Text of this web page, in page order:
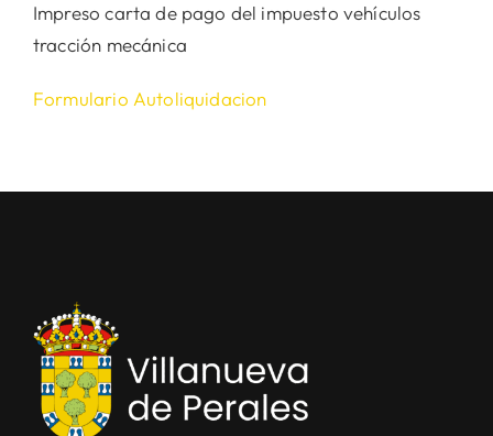
Impreso carta de pago del impuesto vehículos
tracción mecánica
Formulario Autoliquidacion